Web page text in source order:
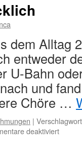
nca
dem Alltag
entweder
U-Bahn
und
Chöre …
|
deaktiviertfür